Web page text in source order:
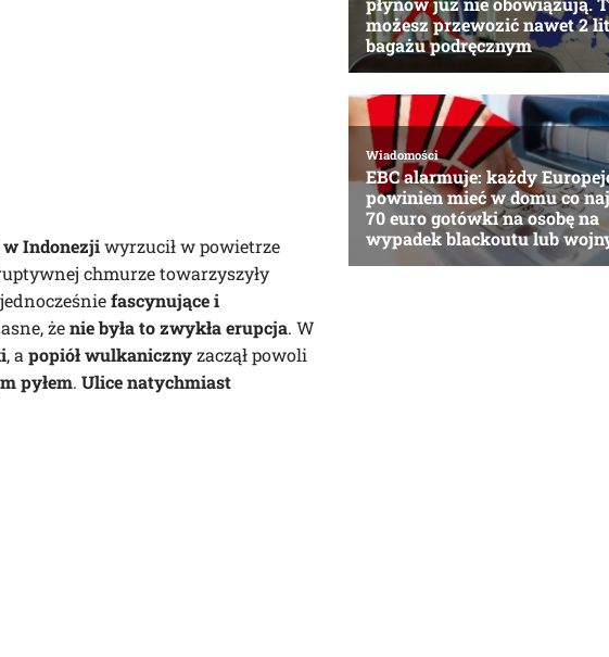
Indonezjiwyrzucił w powietrze
chmurze towarzyszyły
fascynujące i
żenie była to zwykła erupcja. W
, a popiół wulkanicznyzaczął powoli
pyłem. Ulice natychmiast